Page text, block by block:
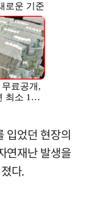
입었던 현장의
연재난 발생을
다.